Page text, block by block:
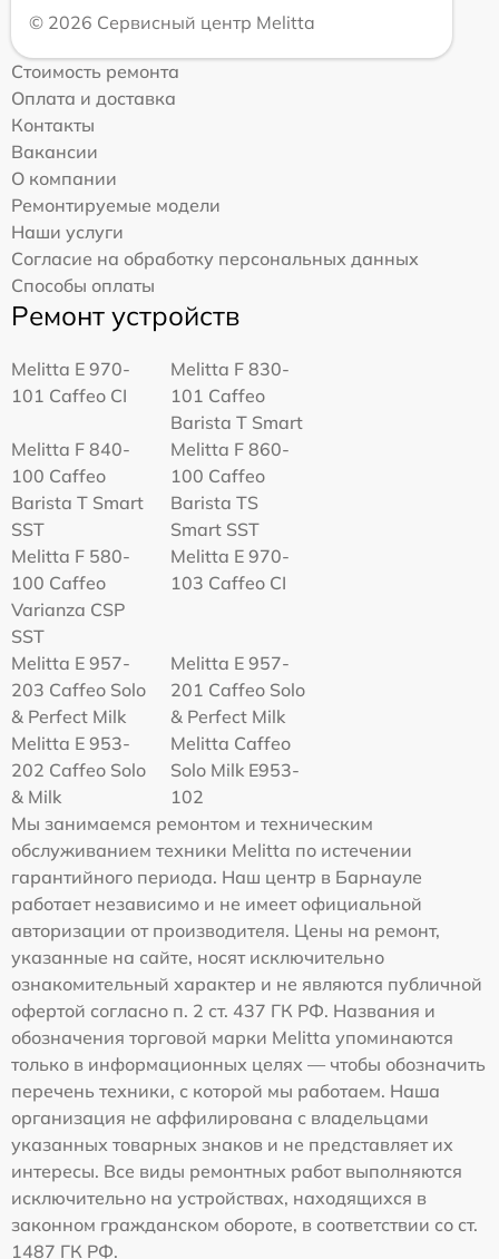
© 2026 Сервисный центр Melitta
Стоимость ремонта
Оплата и доставка
Контакты
Вакансии
О компании
Ремонтируемые модели
Наши услуги
Согласие на обработку персональных данных
Способы оплаты
Ремонт устройств
Melitta Е 970-
101 Caffeo CI
Melitta F 830-
101 Caffeo
Barista T Smart
Melitta F 840-
100 Caffeo
Barista T Smart
SST
Melitta F 860-
100 Caffeo
Barista TS
Smart SST
Melitta F 580-
100 Caffeo
Varianza CSP
SST
Melitta Е 970-
103 Caffeo CI
Melitta E 957-
203 Caffeo Solo
& Perfect Milk
Melitta E 957-
201 Caffeo Solo
& Perfect Milk
Melitta Е 953-
202 Caffeo Solo
& Milk
Melitta Caffeo
Solo Milk E953-
102
Мы занимаемся ремонтом и техническим
обслуживанием техники Melitta по истечении
гарантийного периода. Наш центр в Барнауле
работает независимо и не имеет официальной
авторизации от производителя. Цены на ремонт,
указанные на сайте, носят исключительно
ознакомительный характер и не являются публичной
офертой согласно п. 2 ст. 437 ГК РФ. Названия и
обозначения торговой марки Melitta упоминаются
только в информационных целях — чтобы обозначить
перечень техники, с которой мы работаем. Наша
организация не аффилирована с владельцами
указанных товарных знаков и не представляет их
интересы. Все виды ремонтных работ выполняются
исключительно на устройствах, находящихся в
законном гражданском обороте, в соответствии со ст.
1487 ГК РФ.